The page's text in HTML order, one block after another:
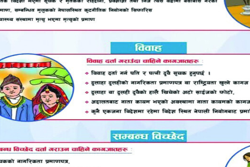
थियो। सोही अवस्थामा दोस्रो विश्वयुद्धमा प्रत्यक्ष
र कल्पनै नगरिएको जापानी आक्रमणपछि दोस्रो
ध्वस्त पारेर एसिया प्रशान्त क्षेत्रमा आफ्नो
हवाई राज्यको पर्लहार्बरमा सेनाको सैन्य
राज्यको होनुलुलु सहरको नजिकै पर्छ। यहाँ अमेरिकी
भरिएका जंगी जहाजहरू पनि राखिएका थिए र त्यहाँको
रसाइरहेको अहिले पनि देख्न सकिन्छ।